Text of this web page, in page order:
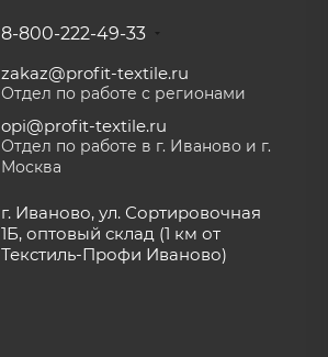
8-800-222-49-33
zakaz@profit-textile.ru
Отдел по работе с регионами
opi@profit-textile.ru
Отдел по работе в г. Иваново и г.
Москва
г. Иваново, ул. Сортировочная
1Б, оптовый склад (1 км от
Текстиль-Профи Иваново)